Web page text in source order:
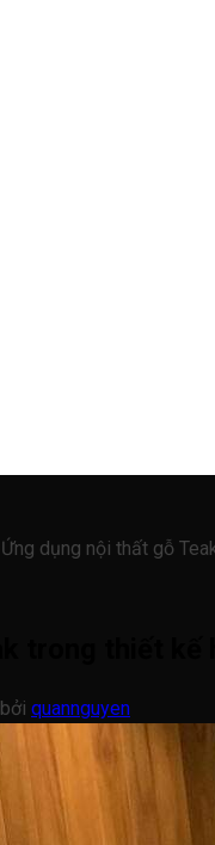
Ứng dụng nội thất gỗ
bởi quannguyen